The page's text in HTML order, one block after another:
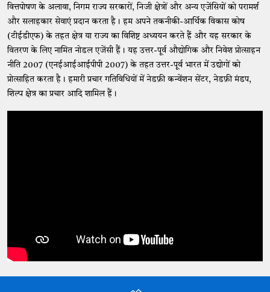
वित्तपोषण के अलावा, निगम राज्य सरकारों, निजी क्षेत्रों और अन्य एजेंसियों को परामर्श
और सलाहकार सेवाएं प्रदान करता है। हम अपने तकनीकी-आर्थिक विकास कोष
(टीईडीएफ) के तहत क्षेत्र या राज्य का विशिष्ट अध्ययन करते हैं और यह सरकार के
वितरण के लिए नामित नोडल एजेंसी हैं। यह उत्तर-पूर्व औद्योगिक और निवेश प्रोत्साहन
नीति 2007 (एनईआईआईपीपी 2007) के तहत उत्तर-पूर्व भारत में उद्योगों को
प्रोत्साहित करता है। हमारी प्रचार गतिविधियों में नेडफ़ी कन्वेंशन सेंटर, नेडफ़ी मंडप,
शिल्प क्षेत्र का प्रचार आदि शामिल हैं।